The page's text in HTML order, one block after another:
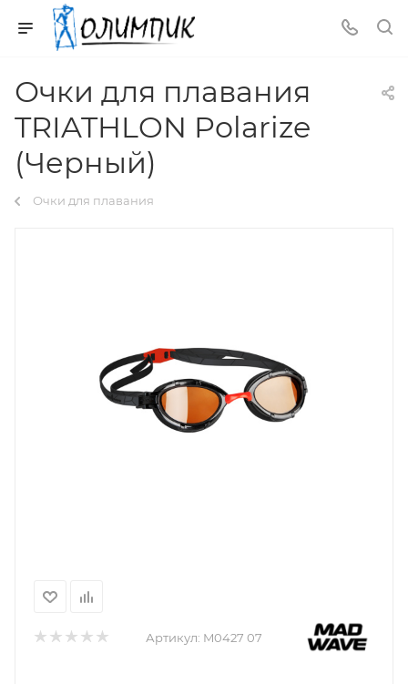
Очки для плавания
TRIATHLON Polarize
(Черный)
Очки для плавания
Артикул: M0427 07